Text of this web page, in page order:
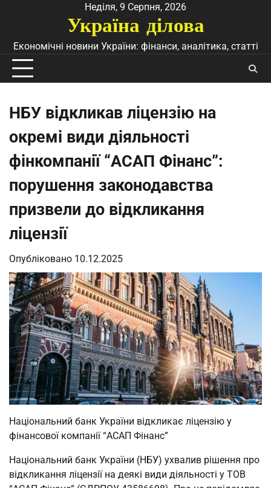
Неділя, 9 Серпня, 2026
Україна ділова
Економічні новини України: фінанси, аналітика, статті
НБУ відкликав ліцензію на
окремі види діяльності
фінкомпанії “АСАП Фінанс”:
порушення законодавства
призвели до відкликання
ліцензії
Опубліковано 10.12.2025
Національний банк України відкликає ліцензію у
фінансової компанії “АСАП Фінанс”
Національний банк України (НБУ) ухвалив рішення про
відкликання ліцензії на деякі види діяльності у ТОВ